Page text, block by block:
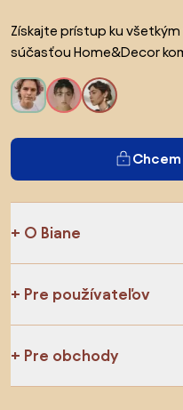
Získajte prístup ku
súčasťou Home&Decor
O Biane
Pre používateľov
Pre obchody